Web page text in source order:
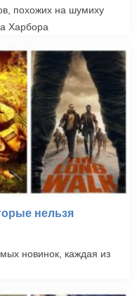
похожих на шумиху
Харбора
нельзя
новинок, каждая из